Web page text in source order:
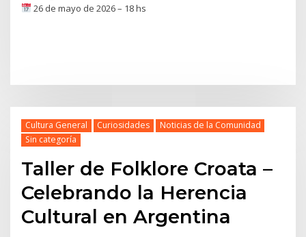
26 de mayo de 2026 – 18 hs
Cultura General Curiosidades
Noticias de la Comunidad
Sin categoría
Taller de Folklore Croata –
Celebrando la Herencia
Cultural en Argentina